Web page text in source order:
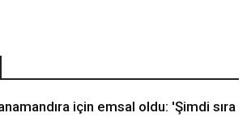
için emsal oldu: 'Şimdi sıra